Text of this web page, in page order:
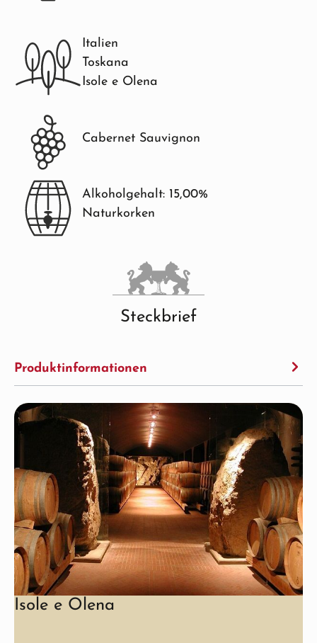
Italien
Toskana
Isole e Olena
Cabernet Sauvignon
Alkoholgehalt: 15,00%
Naturkorken
Steckbrief
Produktinformationen
Isole e Olena